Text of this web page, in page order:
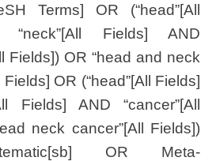
Terms] OR (“head”[All
“neck”[All Fields] AND
Fields]) OR “head and neck
OR (“head”[All Fields]
Fields] AND “cancer”[All
neck cancer”[All Fields])
OR Meta-